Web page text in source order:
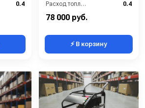
0.4
Расход топлива (л/ч):
0.4
Объём топливного бака (л):
78 000 руб.
⚡ В корзину